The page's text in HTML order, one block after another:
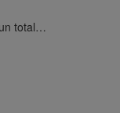
total…